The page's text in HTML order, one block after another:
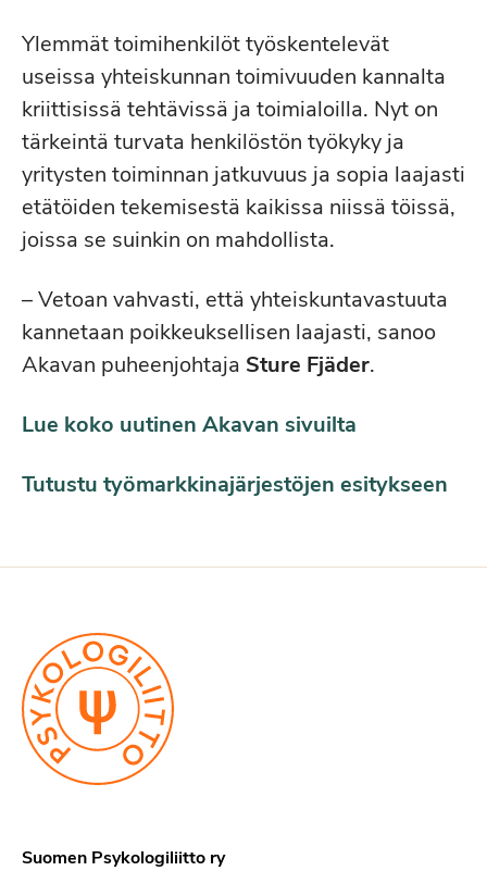
Ylemmät toimihenkilöt työskentelevät
useissa yhteiskunnan toimivuuden kannalta
kriittisissä tehtävissä ja toimialoilla. Nyt on
tärkeintä turvata henkilöstön työkyky ja
yritysten toiminnan jatkuvuus ja sopia laajasti
etätöiden tekemisestä kaikissa niissä töissä,
joissa se suinkin on mahdollista.
– Vetoan vahvasti, että yhteiskuntavastuuta
kannetaan poikkeuksellisen laajasti, sanoo
Akavan puheenjohtaja Sture Fjäder.
Lue koko uutinen Akavan sivuilta
Tutustu työmarkkinajärjestöjen esitykseen
Suomen Psykologiliitto ry